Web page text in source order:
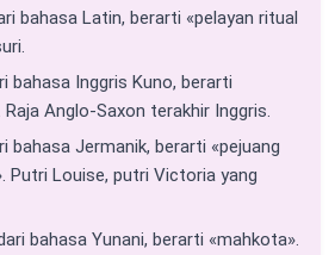
bahasa Latin, berarti «pelayan ritual
bahasa Inggris Kuno, berarti
Anglo-Saxon terakhir Inggris.
bahasa Jermanik, berarti «pejuang
Putri Louise, putri Victoria yang
bahasa Yunani, berarti «mahkota».